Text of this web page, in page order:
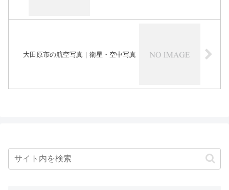
大田原市の航空写真｜衛星・空中写真